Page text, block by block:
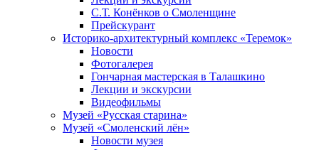
С.Т. Конёнков о Смоленщине
Прейскурант
Историко-архитектурный комплекс «Теремок»
Новости
Фотогалерея
Гончарная мастерская в Талашкино
Лекции и экскурсии
Видеофильмы
Музей «Русская старина»
Музей «Смоленский лён»
Новости музея